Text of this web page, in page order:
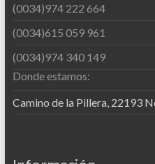
(0034)974 222 664
(0034)615 059 961
(0034)974 340 149
Donde estamos:
Camino de la Pillera, 22193